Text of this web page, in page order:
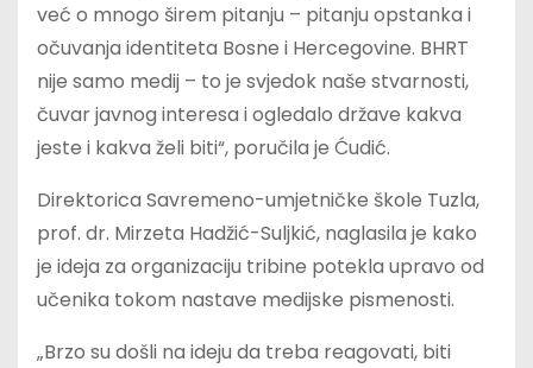
već o mnogo širem pitanju – pitanju opstanka i
očuvanja identiteta Bosne i Hercegovine. BHRT
nije samo medij – to je svjedok naše stvarnosti,
čuvar javnog interesa i ogledalo države kakva
jeste i kakva želi biti“, poručila je Ćudić.
Direktorica Savremeno-umjetničke škole Tuzla,
prof. dr. Mirzeta Hadžić-Suljkić, naglasila je kako
je ideja za organizaciju tribine potekla upravo od
učenika tokom nastave medijske pismenosti.
„Brzo su došli na ideju da treba reagovati, biti